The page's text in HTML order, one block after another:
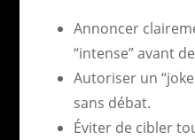
Annoncer
“intense” avant
Autoriser un
sans débat.
Éviter de cibler